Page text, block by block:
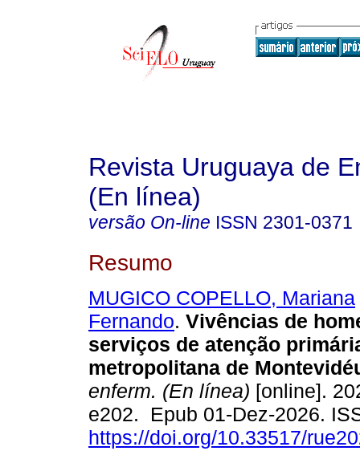
Revista Uruguaya de
(En línea)
versão On-line ISSN 2301-0371
Resumo
MUGICO COPELLO, Mariana
Fernando. Vivências de
serviços de atenção
metropolitana de
enferm. (En línea) [online].
e202. Epub 01-Dez-2026.
https://doi.org/10.33517/